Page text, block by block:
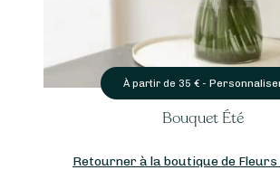
À partir de 35 € -
Bouquet Été
Retourner à la boutique de